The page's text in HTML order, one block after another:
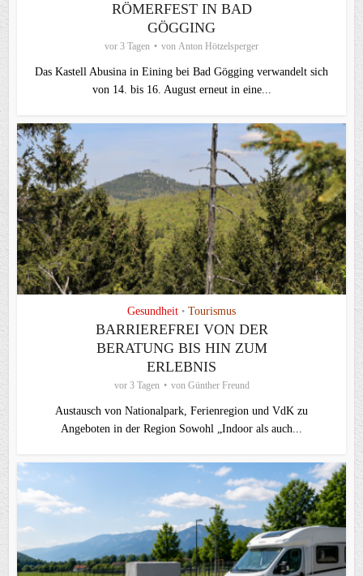
ÖMERFEST IN BAD G
ÖGGING
vor 3 Tagen von Anton Hötzelsperger
Das Kastell Abusina in Eining bei Bad Gögging verwandelt sich
von 14. bis 16. August erneut in eine...
Gesundheit • Tourismus
BARRIEREFREI VON DER
BERATUNG BIS HIN ZUM
ERLEBNIS
vor 3 Tagen von Günther Freund
Austausch von Nationalpark, Ferienregion und VdK zu
Angeboten in der Region Sowohl „Indoor als auch...